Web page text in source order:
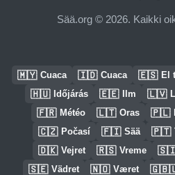
Sää.org © 2026. Kaikki
🇲🇾 Cuaca 🇮🇩 Cuaca 🇪🇸 El
🇭🇺 Időjárás 🇪🇪 Ilm 🇱🇻
🇫🇷 Météo 🇱🇹 Oras 🇵🇱
🇨🇿 Počasí 🇫🇮 Sää 🇵🇹
🇩🇰 Vejret 🇷🇸 Vreme
🇸🇪 Vädret 🇳🇴 Været